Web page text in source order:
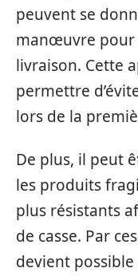
peuvent se
manœuvre pour
livraison. Cette
permettre
lors de la
De plus, il peut
les produits
plus résistants
de casse. Par
devient